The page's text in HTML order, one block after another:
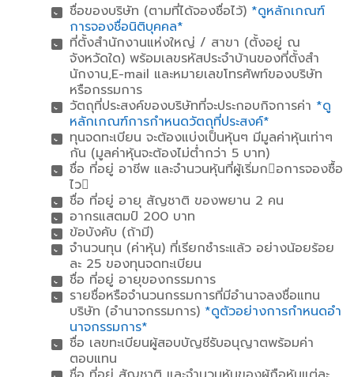
ชื่อของบริษัท (ตามที่ได้จองชื่อไว้) *ดูหลักเกณฑ์
การจองชื่อนิติบุคคล*
ที่ตั้งสํานักงานแห่งใหญ่ / สาขา (ตั้งอยู่ ณ
จังหวัดใด) พร้อมเลขรหัสประจําบ้านของที่ตั้งสํา
นักงาน,E-mail และหมายเลขโทรศัพท์ของบริษัท
หรือกรรมการ
วัตถุที่ประสงค์ของบริษัทที่จะประกอบกิจการค่า *ดู
หลักเกณฑ์การกําหนดวัตถุที่ประสงค์*
ทุนจดทะเบียน จะต้องแบ่งเป็นหุ้นๆ มีมูลค่าหุ้นเท่าๆ
กัน (มูลค่าหุ้นจะต้องไม่ต่ํากว่า 5 บาท)
ชื่อ ที่อยู่ อาชีพ และจํานวนหุ้นที่ผู้เริ่มกอการจองซื้อ
ไว
ชื่อ ที่อยู่ อายุ สัญชาติ ของพยาน 2 คน
อากรแสตมป์ 200 บาท
ข้อบังคับ (ถ้ามี)
จํานวนทุน (ค่าหุ้น) ที่เรียกชําระแล้ว อย่างน้อยร้อย
ละ 25 ของทุนจดทะเบียน
ชื่อ ที่อยู่ อายุของกรรมการ
รายชื่อหรือจํานวนกรรมการที่มีอํานาจลงชื่อแทน
บริษัท (อํานาจกรรมการ) *ดูตัวอย่างการกําหนดอํา
นาจกรรมการ*
ชื่อ เลขทะเบียนผู้สอบบัญชีรับอนุญาตพร้อมค่า
ตอบแทน